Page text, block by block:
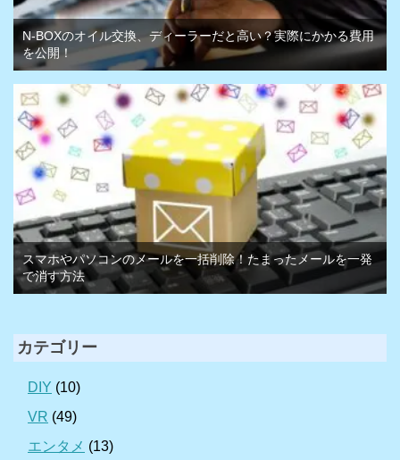
N-BOXのオイル交換、ディーラーだと高い？実際にかかる費用
を公開！
スマホやパソコンのメールを一括削除！たまったメールを一発
で消す方法
カテゴリー
DIY (10)
VR (49)
エンタメ (13)